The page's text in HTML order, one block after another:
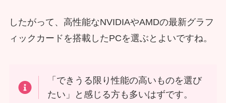
したがって、高性能なNVIDIAやAMDの最新グラフ
ィックカードを搭載したPCを選ぶとよいですね。
「できうる限り性能の高いものを選び
たい」と感じる方も多いはずです。